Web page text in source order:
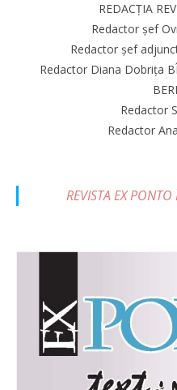
REDACȚIA
Redactor șef
Redactor șef
Redactor Diana Dobrița
Redactor
Redactor
REVISTA EX